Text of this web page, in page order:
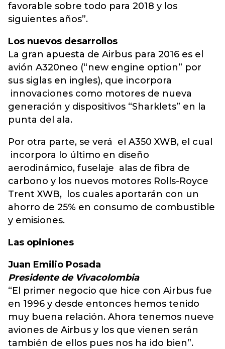
favorable sobre todo para 2018 y los
siguientes años”.
Los nuevos desarrollos
La gran apuesta de Airbus para 2016 es el
avión A320neo (“new engine option” por
sus siglas en ingles), que incorpora
innovaciones como motores de nueva
generación y dispositivos “Sharklets” en la
punta del ala.
Por otra parte, se verá el A350 XWB, el cual
incorpora lo último en diseño
aerodinámico, fuselaje alas de fibra de
carbono y los nuevos motores Rolls-Royce
Trent XWB, los cuales aportarán con un
ahorro de 25% en consumo de combustible
y emisiones.
Las opiniones
Juan Emilio Posada
Presidente de Vivacolombia
“El primer negocio que hice con Airbus fue
en 1996 y desde entonces hemos tenido
muy buena relación. Ahora tenemos nueve
aviones de Airbus y los que vienen serán
también de ellos pues nos ha ido bien”.